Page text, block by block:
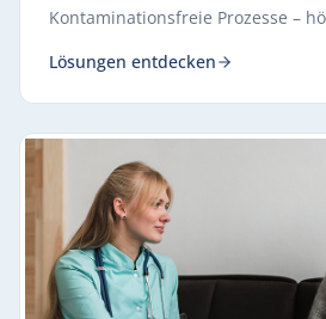
Kontaminationsfreie Prozesse –
Lösungen entdecken